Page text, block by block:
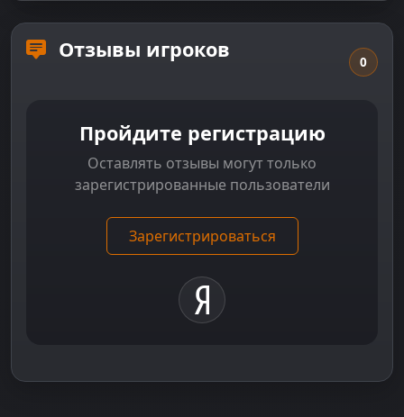
Отзывы игроков 0
Пройдите регистрацию
Оставлять отзывы могут только
зарегистрированные пользователи
Зарегистрироваться